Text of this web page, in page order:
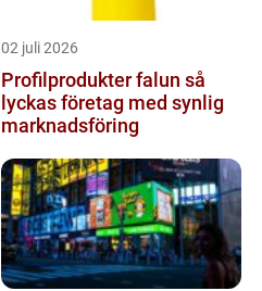
02 juli 2026
Profilprodukter falun så
lyckas företag med synlig
marknadsföring